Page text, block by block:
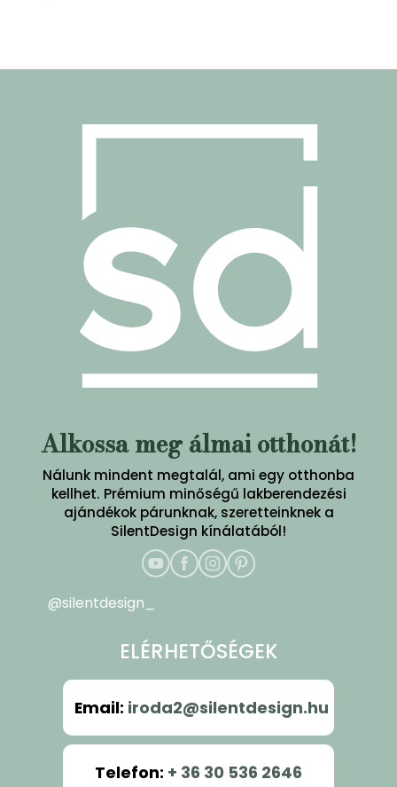
Alkossa meg álmai otthonát!
Nálunk mindent megtalál, ami egy otthonba
kellhet. Prémium minőségű lakberendezési
ajándékok párunknak, szeretteinknek a
SilentDesign kínálatából!
@silentdesign_
ELÉRHETŐSÉGEK
Email: iroda2@silentdesign.hu
Telefon: + 36 30 536 2646